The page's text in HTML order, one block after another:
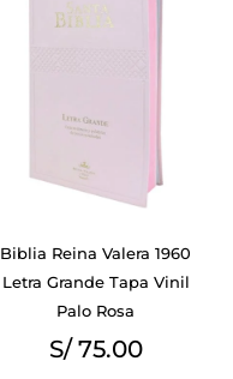
Biblia Reina Valera 1960
Letra Grande Tapa Vinil
Palo Rosa
S/75.00